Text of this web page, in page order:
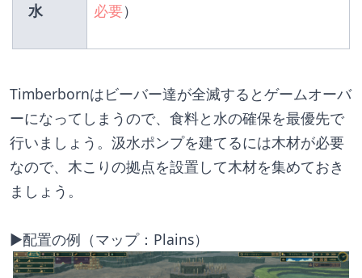
水
必要）
Timberbornはビーバー達が全滅するとゲームオーバ
ーになってしまうので、食料と水の確保を最優先で
行いましょう。汲水ポンプを建てるには木材が必要
なので、木こりの拠点を設置して木材を集めておき
ましょう。
▶︎配置の例（マップ：Plains）